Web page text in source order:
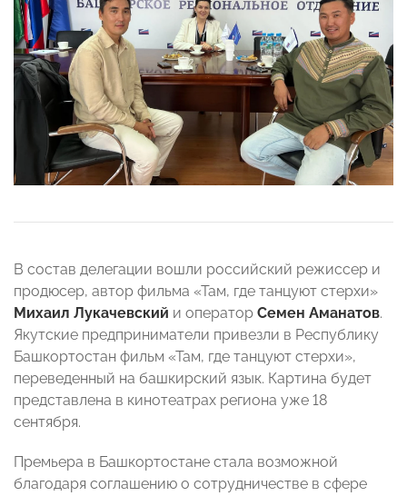
В состав делегации вошли российский режиссер и
продюсер, автор фильма «Там, где танцуют стерхи»
Михаил Лукачевский и оператор Семен Аманатов.
Якутские предприниматели привезли в Республику
Башкортостан фильм «Там, где танцуют стерхи»,
переведенный на башкирский язык. Картина будет
представлена в кинотеатрах региона уже 18
сентября.
Премьера в Башкортостане стала возможной
благодаря соглашению о сотрудничестве в сфере